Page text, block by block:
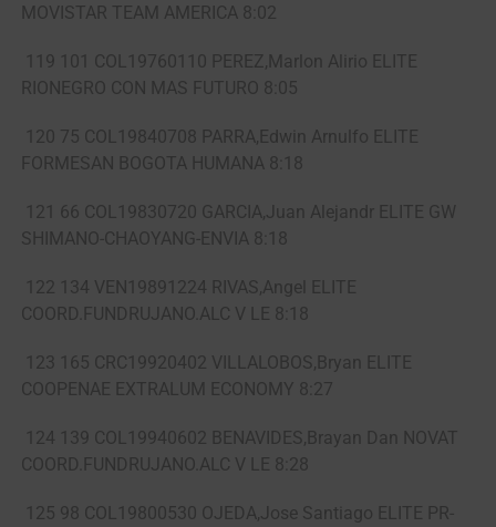
MOVISTAR TEAM AMERICA 8:02
119 101 COL19760110 PEREZ,Marlon Alirio ELITE
RIONEGRO CON MAS FUTURO 8:05
120 75 COL19840708 PARRA,Edwin Arnulfo ELITE
FORMESAN BOGOTA HUMANA 8:18
121 66 COL19830720 GARCIA,Juan Alejandr ELITE GW
SHIMANO-CHAOYANG-ENVIA 8:18
122 134 VEN19891224 RIVAS,Angel ELITE
COORD.FUNDRUJANO.ALC V LE 8:18
123 165 CRC19920402 VILLALOBOS,Bryan ELITE
COOPENAE EXTRALUM ECONOMY 8:27
124 139 COL19940602 BENAVIDES,Brayan Dan NOVAT
COORD.FUNDRUJANO.ALC V LE 8:28
125 98 COL19800530 OJEDA,Jose Santiago ELITE PR-